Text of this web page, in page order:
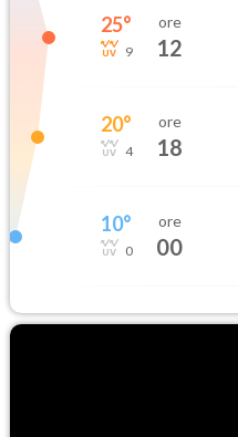
25°
9
ore
12
20°
4
ore
18
10°
0
ore
00